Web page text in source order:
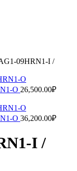
09HRN1-I /
O 26,500.00₽
O 36,200.00₽
I /